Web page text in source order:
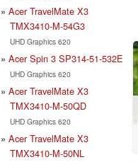
Acer TravelMate X3
TMX3410-M-54G3
UHD Graphics 620
Acer Spin 3 SP314-51-532E
UHD Graphics 620
Acer TravelMate X3
TMX3410-M-50QD
UHD Graphics 620
Acer TravelMate X3
TMX3410-M-50NL